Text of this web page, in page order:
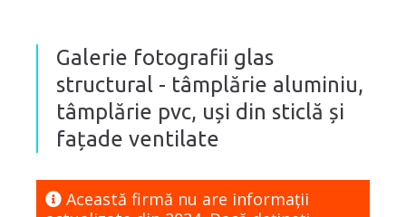
Galerie fotografii glas
structural - tâmplărie aluminiu,
tâmplărie pvc, uși din sticlă și
fațade ventilate
Această firmă nu are informaţii